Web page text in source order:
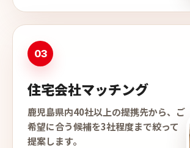
03
住宅会社マッチング
鹿児島県内40社以上の提携先から、ご
希望に合う候補を3社程度まで絞って
提案します。